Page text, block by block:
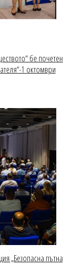
бе почетен
1 октомври
„Безопасна пътна